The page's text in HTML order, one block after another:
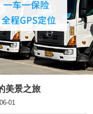
美景之旅
01